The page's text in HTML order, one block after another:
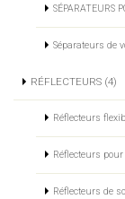
SÉPARATEURS
Séparateurs de
RÉFLECTEURS (4)
Réflecteurs
Réflecteurs
Réflecteurs de